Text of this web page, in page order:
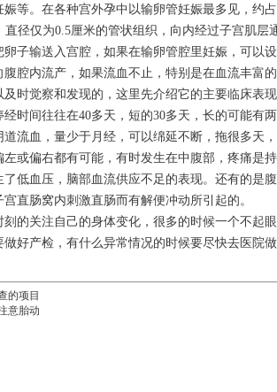
等。在各种宫外孕中以输卵管妊娠最多见，约
直径仅为0.5厘米的管状组织，向内经过子宫肌
子输送入宫腔，如果在输卵管腔里妊娠，可以
腔内流产，如果流血不止，特别是在血流丰富
时觉察和发现的，这里先介绍它的主要临床表
时间往往在40多天，短的30多天，长的可能有
道流血，量少于月经，可以绵延不断，拖很多天
或偏右都有可能，有时发生在中腹部，疼痛是
低血压，脑部血流供应不足的表现。还有的是
直肠窝内刺激直肠而有解便冲动所引起的。
的关注自己的身体变化，很多的时候一个不起
做好产检，有什么异常情况的时候要尽快去医院
的项目
意胎动